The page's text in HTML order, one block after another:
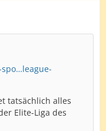
tatsächlich alles
Elite-Liga des